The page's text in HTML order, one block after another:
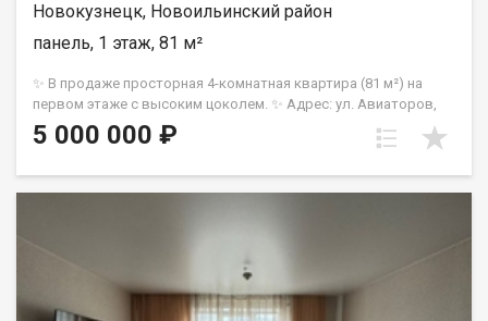
Новокузнецк, Новоильинский район
панель, 1 этаж, 81 м²
✨ В продаже просторная 4-комнатная квартира (81 м²) на
первом этаже с высоким цоколем. ✨ Адрес: ул. Авиаторов,
дом 101 (дом 1997 года постройки). Квартира полностью
готова к заселению. Вам не придется тратить бюджет на
покрытие — ламинат.Планировка и особенности: ✅Все
комнаты изолированы (раздельные). ✅Широкий, удобный
коридор. ✅ Две утепленные лоджии. ✅ На кухне просторно.
5 000 000 ₽